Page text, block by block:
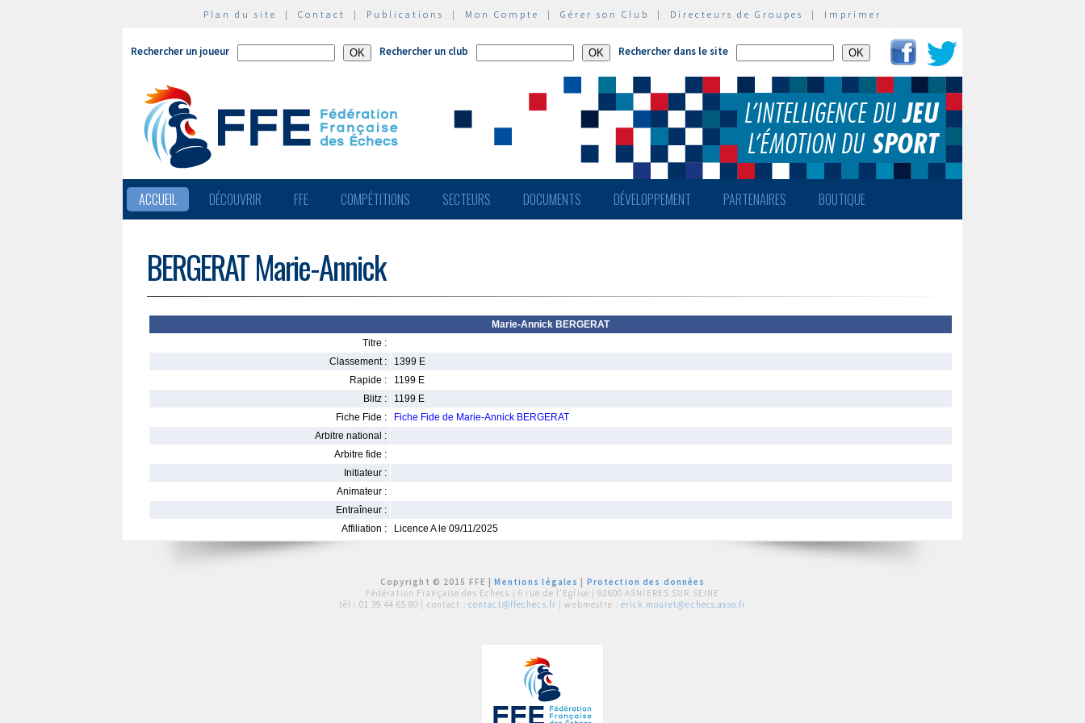
Plan du site | Contact | Publications | Mon Compte | Gérer son Club | Directeurs de Groupes | Imprimer
Rechercher un joueur Rechercher un club Rechercher dans le site
ACCUEIL DÉCOUVRIR FFE COMPÉTITIONS SECTEURS DOCUMENTS DÉVELOPPEMENT PARTENAIRES BOUTIQUE
BERGERAT Marie-Annick
Marie-Annick BERGERAT
Titre :
Classement :
1399 E
Rapide :
1199 E
Blitz :
1199 E
Fiche Fide :
Fiche Fide de Marie-Annick BERGERAT
Arbitre national :
Arbitre fide :
Initiateur :
Animateur :
Entraîneur :
Affiliation :
Licence A le 09/11/2025
Copyright © 2015 FFE |Mentions légales
Protection des données
Fédération Française des Echecs | 6 rue de l'Eglise | 92600 ASNIERES SUR SEINE
tél : 01 39 44 65 80 | contact : contact@ffechecs.fr | webmestre : erick.mouret@echecs.asso.fr